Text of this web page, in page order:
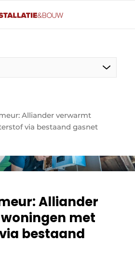
Bedankt voor de aanmelding
statement
Alliander verwarmt
via bestaand gasnet
Alliander
met
bestaand